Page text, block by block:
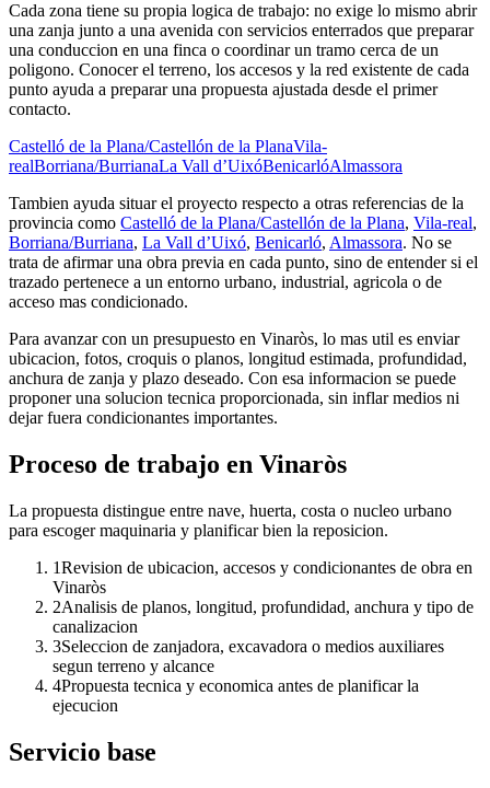
Cada zona tiene su propia logica de trabajo: no exige lo mismo abrir
una zanja junto a una avenida con servicios enterrados que preparar
una conduccion en una finca o coordinar un tramo cerca de un
poligono. Conocer el terreno, los accesos y la red existente de cada
punto ayuda a preparar una propuesta ajustada desde el primer
contacto.
Castelló de la Plana/Castellón de la PlanaVila-
realBorriana/BurrianaLa Vall d’UixóBenicarlóAlmassora
Tambien ayuda situar el proyecto respecto a otras referencias de la
provincia como Castelló de la Plana/Castellón de la Plana, Vila-real,
Borriana/Burriana, La Vall d’Uixó, Benicarló, Almassora. No se
trata de afirmar una obra previa en cada punto, sino de entender si el
trazado pertenece a un entorno urbano, industrial, agricola o de
acceso mas condicionado.
Para avanzar con un presupuesto en Vinaròs, lo mas util es enviar
ubicacion, fotos, croquis o planos, longitud estimada, profundidad,
anchura de zanja y plazo deseado. Con esa informacion se puede
proponer una solucion tecnica proporcionada, sin inflar medios ni
dejar fuera condicionantes importantes.
Proceso de trabajo en Vinaròs
La propuesta distingue entre nave, huerta, costa o nucleo urbano
para escoger maquinaria y planificar bien la reposicion.
1Revision de ubicacion, accesos y condicionantes de obra en
Vinaròs
2Analisis de planos, longitud, profundidad, anchura y tipo de
canalizacion
3Seleccion de zanjadora, excavadora o medios auxiliares
segun terreno y alcance
4Propuesta tecnica y economica antes de planificar la
ejecucion
Servicio base